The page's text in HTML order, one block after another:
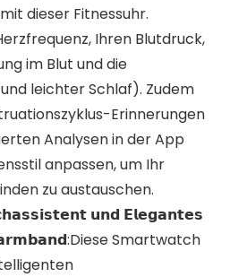
dieser Fitnessuhr.
Ihren Blutdruck,
im Blut und die
leichter Schlaf). Zudem
Erinnerungen
Analysen in der App
anpassen, um Ihr
zu austauschen.
𝘂𝗻𝗱 𝗘𝗹𝗲𝗴𝗮𝗻𝘁𝗲𝘀
Smartwatch